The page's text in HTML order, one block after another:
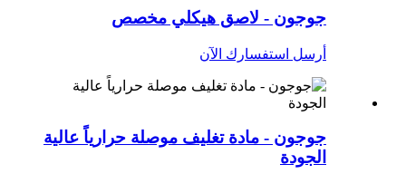
جوجون - لاصق هيكلي مخصص
أرسل استفسارك الآن
جوجون - مادة تغليف موصلة حرارياً عالية
الجودة